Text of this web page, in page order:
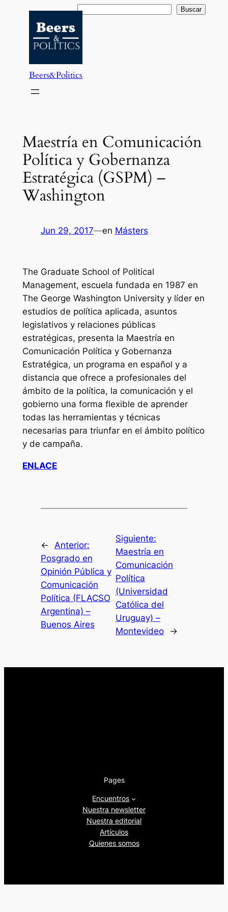
contenido
Buscar Buscar
Beers&Politics
Maestría en Comunicación
Política y Gobernanza
Estratégica (GSPM) –
Washington
Jun 29, 2017—en Másters
The Graduate School of Political
Management, escuela fundada en 1987 en
The George Washington University y líder en
estudios de política aplicada, asuntos
legislativos y relaciones públicas
estratégicas, presenta la Maestría en
Comunicación Política y Gobernanza
Estratégica, un programa en español y a
distancia que ofrece a profesionales del
ámbito de la política, la comunicación y el
gobierno una forma flexible de aprender
todas las herramientas y técnicas
necesarias para triunfar en el ámbito político
y de campaña.
ENLACE
← Anterior:
Posgrado en
Opinión Pública y
Comunicación
Política (FLACSO
Argentina) –
Buenos Aires
Siguiente:
Maestría en
Comunicación
Política
(Universidad
Católica del
Uruguay) –
Montevideo
→
Pages
Encuentros
Nuestra newsletter
Nuestra editorial
Artículos
Quienes somos